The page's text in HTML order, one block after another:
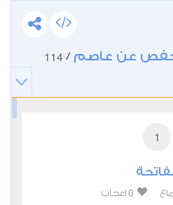
- حفص عن عاصم /
114
1
0 اعجاب